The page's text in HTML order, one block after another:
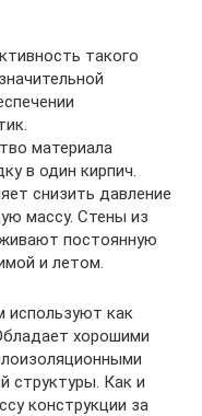
такого
материала
в один кирпич.
снизить давление
массу. Стены из
постоянную
и летом.
используют как
хорошими
структуры. Как и
конструкции за